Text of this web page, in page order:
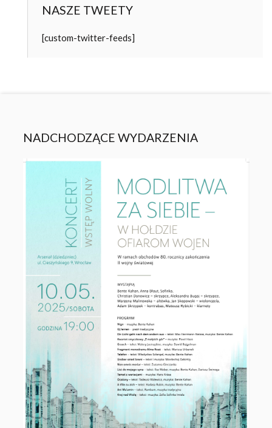
NASZE TWEETY
[custom-twitter-feeds]
NADCHODZĄCE WYDARZENIA